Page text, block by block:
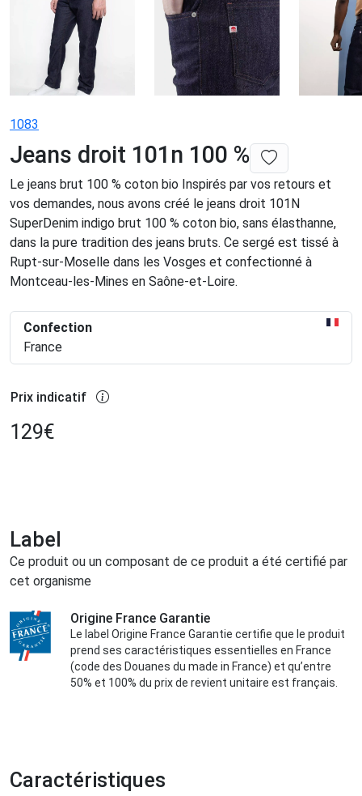
1083
Jeans droit 101n 100 %
Le jeans brut 100 % coton bio Inspirés par vos retours et
vos demandes, nous avons créé le jeans droit 101N
SuperDenim indigo brut 100 % coton bio, sans élasthanne,
dans la pure tradition des jeans bruts. Ce sergé est tissé à
Rupt-sur-Moselle dans les Vosges et confectionné à
Montceau-les-Mines en Saône-et-Loire.
Confection
France
Prix indicatif
129€
Label
Ce produit ou un composant de ce produit a été certifié par
cet organisme
Origine France Garantie
Le label Origine France Garantie certifie que le produit
prend ses caractéristiques essentielles en France
(code des Douanes du made in France) et qu’entre
50% et 100% du prix de revient unitaire est français.
Caractéristiques